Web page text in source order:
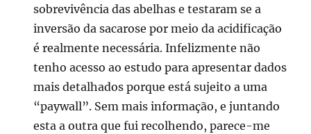
sobrevivência das abelhas e testaram se a
inversão da sacarose por meio da acidificação
é realmente necessária. Infelizmente não
tenho acesso ao estudo para apresentar dados
mais detalhados porque está sujeito a uma
“paywall”. Sem mais informação, e juntando
esta a outra que fui recolhendo, parece-me